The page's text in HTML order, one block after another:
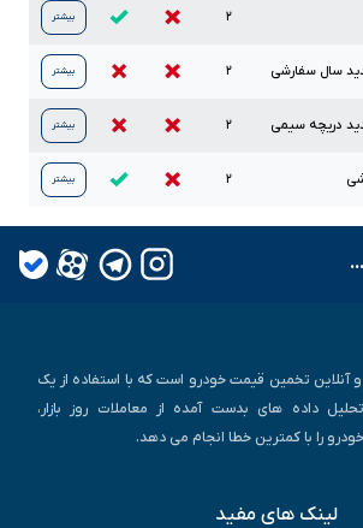
۲ بیشتر
سال سفارشی ۲ بیشتر
دریچه سیمی ۲ بیشتر
۲ بیشتر
و آنلاین تخمین قیمت خودرو است که با استفاده از یک
داده های بدست آمده از معاملات روز بازار،
را با کمترین خطا انجام می دهد.
لینک های مفید